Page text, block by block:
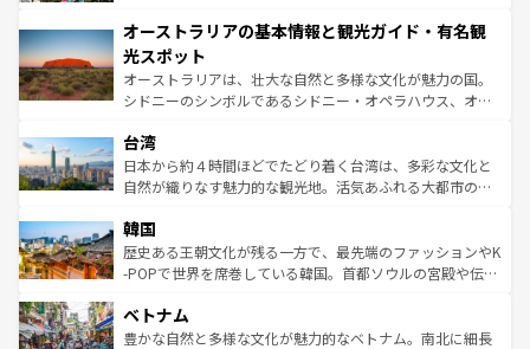
部のニューオーリンズでは、音楽と美食が融合した独特の
文化が魅力。旅行者はアメリカの各地域で異なる魅力を楽
しみながら、その多様性と豊かな歴史を感じることができ
るだろう。車でのロードトリップや列車の旅も、アメリカ
情報は
ワイ島は見逃せない。また、定番の観光地といえばオアフ
島だが、静かな自然を求めるならマウイ島やカウアイ島が
おすすめ。エメラルドグリーンに輝く海をはじめ、豊かな
文化や歴史が息づいている。「アロハスピリット」と呼ば
人々、おいしいローカルフードやハワイアンミュージッ
ク、伝統的なフラダンスなど、すべてがハワイの魅力を彩
っている。訪れるたびに新しい発見と感動が待っているハ
はコンテンツ一覧
オーストラリアの基本情報と観光ガイド・有名観
光スポット
オーストラリアは、壮大な自然と多様な文化が魅力の国。
シドニーのシンボルであるシドニー・オペラハウス、オー
リアリーフや大陸中央部にそびえるウルル（エアーズロッ
ク）、タスマニアの美しい原生林やケアンズの熱帯雨林な
ど、見どころがたくさん。また、カフェやワイン、オージ
いる。アクティビティも充実しており、サーフィンやダイ
ビング、ハイキングなど、アウトドア好きにはたまらな
い。オーストラリアの多彩な魅力を存分に味わいつくそ
参照してほしい。
台湾
日本から約４時間ほどでたどり着く台湾は、多彩な文化と
自然が織りなす魅力的な観光地。活気あふれる大都市の台
ン）、静ひつな山岳地帯である台湾東部など、都市の喧騒
と山間の静けさが共存しており、訪れる人に新しい発見と
驚きをもたらしてくれる。また、奥深い台湾の食文化も魅
容にもいいと評判のスイーツなど、バラエティ豊かな料理
が味わえる。 なお、新着の台湾情報は コンテンツ一覧を参
韓国
歴史ある王朝文化が残る一方で、最先端のファッションやK
-POPで世界を席巻している韓国。首都ソウルの宮殿や伝統
き、地方に足を延ばせば四季折々の自然美を楽しむことが
できる。そして、キムチや焼肉、絶品のストリートフード
ベトナム
豊かな自然と多様な文化が魅力的なベトナム。南北に細長